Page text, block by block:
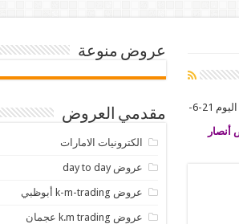
اليوم 21-6-
عروض منوعة
مقدمي العروض
الكترونيات الامارات
عروض day to day
عروض k-m-trading أبوظبي
عروض k.m trading عجمان